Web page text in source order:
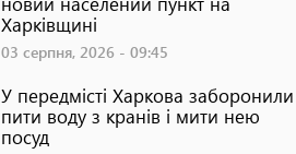
Харківщині
03 серпня, 2026 - 09:45
У передмісті Харкова заборонили
пити воду з кранів і мити нею
посуд